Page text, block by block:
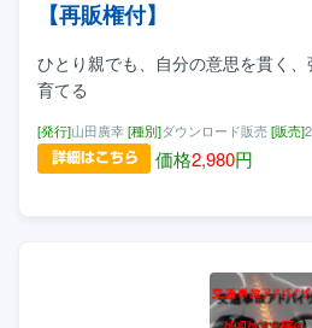
【再販権付】
ひとり親でも、自分の意思を貫く
育てる
[発行]山田廣幸[種別]ダウンロード販売[販売]
価格2,980円